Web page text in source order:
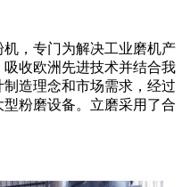
，专门为解决工业磨机产
收欧洲先进技术并结合我
造理念和市场需求，经过
粉磨设备。立磨采用了合